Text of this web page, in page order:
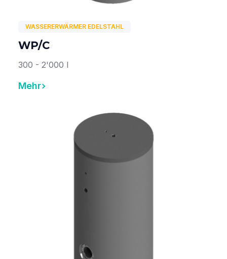
WASSERERWÄRMER EDELSTAHL
WP/C
300 - 2'000 l
Mehr